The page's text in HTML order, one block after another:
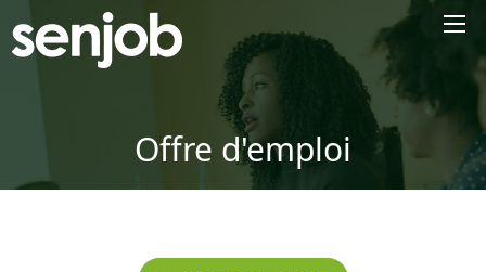
Offre d'emploi
×